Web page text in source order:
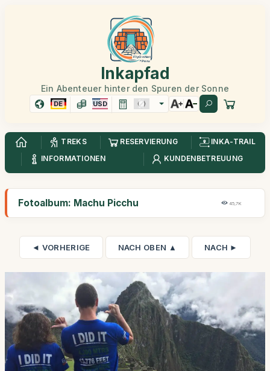
Inkapfad
Ein Abenteuer hinter den Spuren der Sonne
DE USD
TREKS RESERVIERUNG
INKA-TRAIL
INFORMATIONEN
KUNDENBETREUUNG
Fotoalbum: Machu Picchu 45,7K
◄ VORHERIGE NACH OBEN ▲ NACH ►